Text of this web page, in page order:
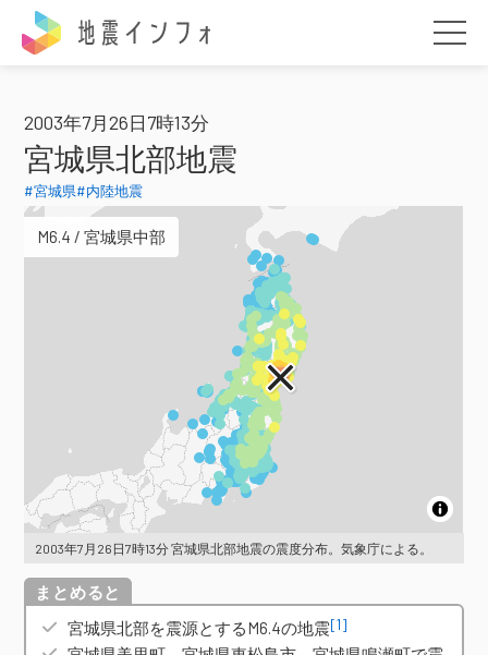
2003年7月26日7時13分
宮城県北部地震
#宮城県#内陸地震
M6.4 / 宮城県中部
2003年7月26日7時13分 宮城県北部地震の震度分布。気象庁による。
概要
宮城県北部を震源とするM6.4の地震[1]